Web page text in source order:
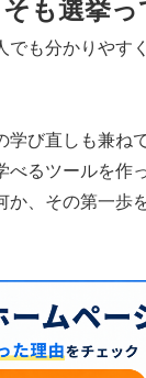
そも選挙っ
でも分かりやす
学び直しも兼ね
べるツールを作
か、その第一歩